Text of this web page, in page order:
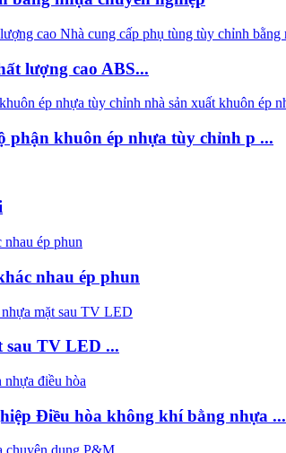
lượng cao ABS...
phận khuôn ép nhựa tùy chỉnh p ...
nhau ép phun
sau TV LED ...
Điều hòa không khí bằng nhựa ...